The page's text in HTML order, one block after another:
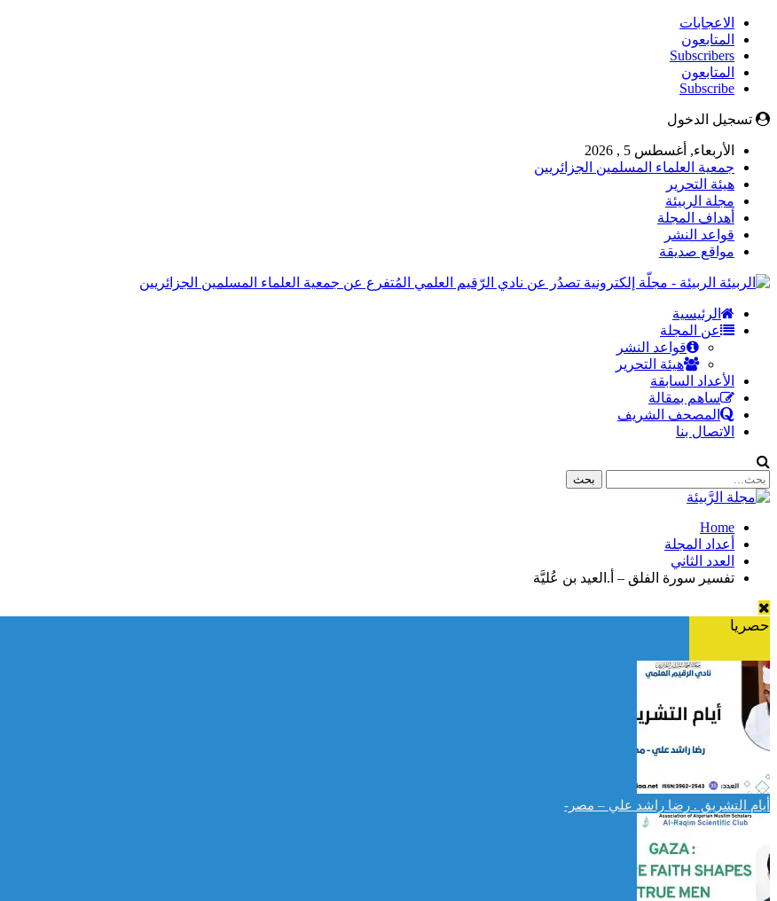
الاعجابات
المتابعون
Subscribers
المتابعون
Subscribe
تسجيل الدخول
الأربعاء, أغسطس 5 , 2026
جمعية العلماء المسلمين الجزائريين
هيئة التحرير
مجلة الربيئة
أهداف المجلة
قواعد النشر
مواقع صديقة
الربيئة - مجلّة إلكترونية تصدُر عن نادي الرّقيم العلمي المُتفرع عن جمعية العلماء المسلمين الجزائريين
الرئيسية
عن المجلة
قواعد النشر
هيئة التحرير
الأعداد السابقة
ساهم بمقالة
المصحف الشريف
الاتصال بنا
Home
أعداد المجلة
العدد الثاني
تفسير سورة الفلق – أ.العيد بن عُليَّة
حصريا
أيام التشريق . رضا راشد علي – مصر-